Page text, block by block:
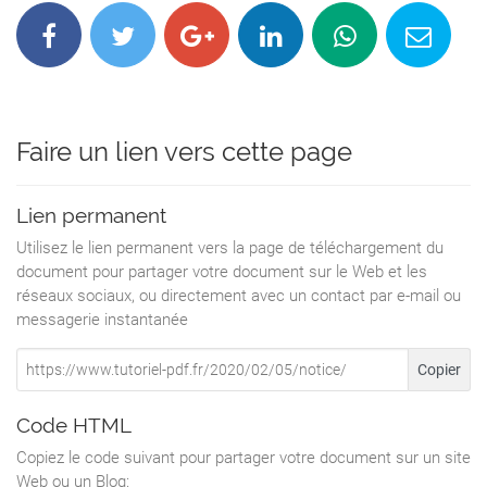
Etape 2 – Pose du faisceau
Cheminement général à respecter sur le
batterie dans le coffre.
La pose du faisceau s’effectue donc en
faisceau en passant la partie relais et prises
côté conducteur dans la zone
entourée en rouge sur le masque avant.
Puis en jaune repasse les prises de phare HB3
et HB4 ainsi que la masse.
Etape 3 - Fixation des relais
Ils doivent être fixés sur le cloisonnement qui
sépare la boite à air (voir photo).
fournis seront nécessaires.
Résultat une fois fixé :
Faire un lien vers cette page
Lien permanent
Utilisez le lien permanent vers la page de téléchargement du
document pour partager votre document sur le Web et les
réseaux sociaux, ou directement avec un contact par e-mail ou
messagerie instantanée
Copier
Code HTML
Copiez le code suivant pour partager votre document sur un site
Web ou un Blog: